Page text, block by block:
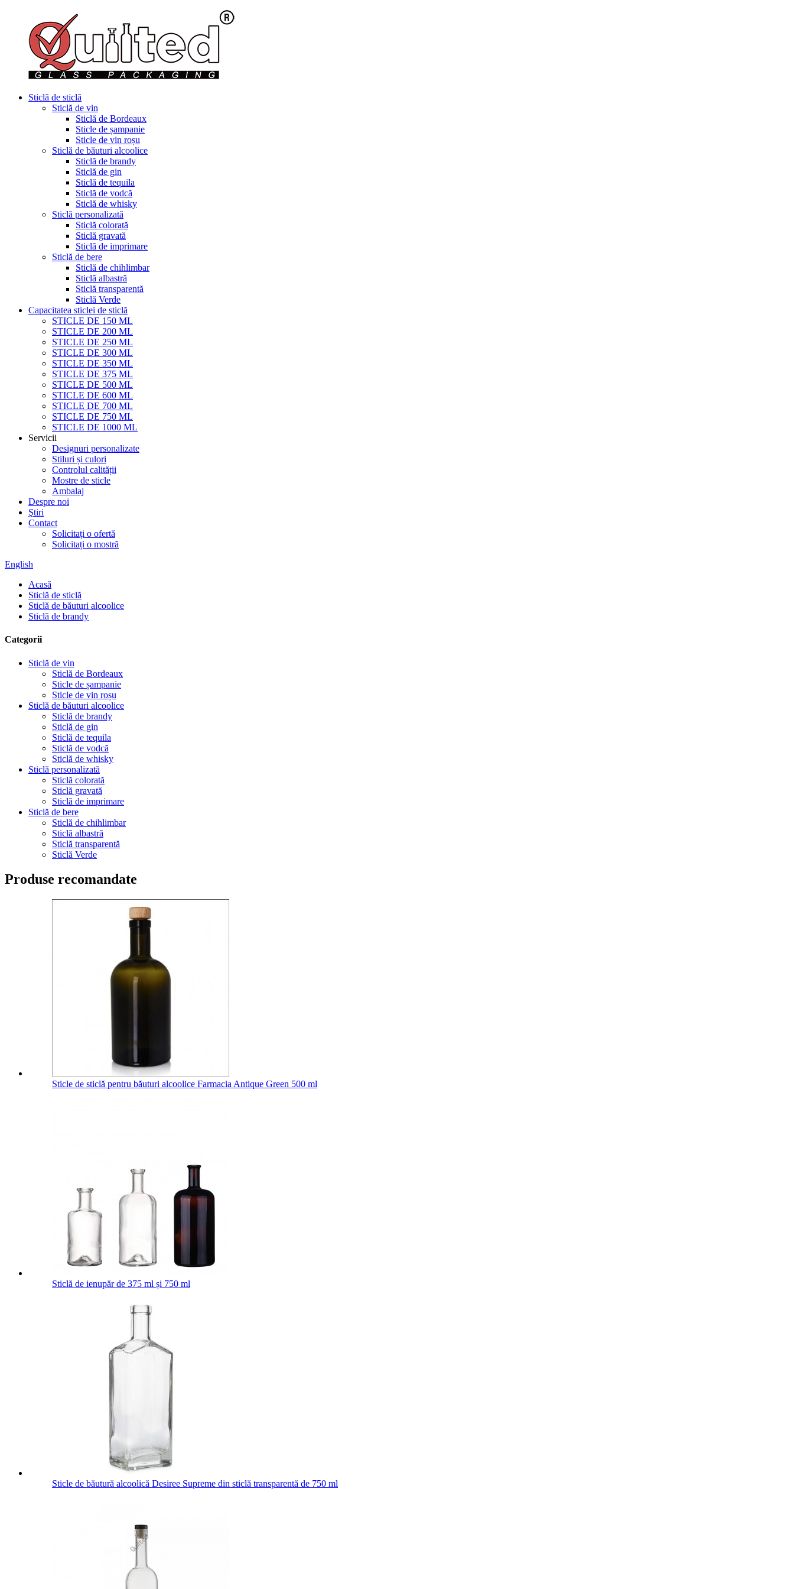
Sticlă de sticlă
Sticlă de vin
Sticlă de Bordeaux
Sticle de șampanie
Sticle de vin roșu
Sticlă de băuturi alcoolice
Sticlă de brandy
Sticlă de gin
Sticlă de tequila
Sticlă de vodcă
Sticlă de whisky
Sticlă personalizată
Sticlă colorată
Sticlă gravată
Sticlă de imprimare
Sticlă de bere
Sticlă de chihlimbar
Sticlă albastră
Sticlă transparentă
Sticlă Verde
Capacitatea sticlei de sticlă
STICLE DE 150 ML
STICLE DE 200 ML
STICLE DE 250 ML
STICLE DE 300 ML
STICLE DE 350 ML
STICLE DE 375 ML
STICLE DE 500 ML
STICLE DE 600 ML
STICLE DE 700 ML
STICLE DE 750 ML
STICLE DE 1000 ML
Servicii
Designuri personalizate
Stiluri și culori
Controlul calității
Mostre de sticle
Ambalaj
Despre noi
Ştiri
Contact
Solicitați o ofertă
Solicitați o mostră
English
Acasă
Sticlă de sticlă
Sticlă de băuturi alcoolice
Sticlă de brandy
Categorii
Sticlă de vin
Sticlă de Bordeaux
Sticle de șampanie
Sticle de vin roșu
Sticlă de băuturi alcoolice
Sticlă de brandy
Sticlă de gin
Sticlă de tequila
Sticlă de vodcă
Sticlă de whisky
Sticlă personalizată
Sticlă colorată
Sticlă gravată
Sticlă de imprimare
Sticlă de bere
Sticlă de chihlimbar
Sticlă albastră
Sticlă transparentă
Sticlă Verde
Produse recomandate
Sticle de sticlă pentru băuturi alcoolice Farmacia Antique Green 500 ml
Sticlă de ienupăr de 375 ml și 750 ml
Sticle de băutură alcoolică Desiree Supreme din sticlă transparentă de 750 ml